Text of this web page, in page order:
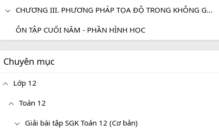
CHƯƠNG III. PHƯƠNG PHÁP TỌA ĐỘ TRONG KHÔNG GIAN
ÔN TẬP CUỐI NĂM - PHẦN HÌNH HỌC
Chuyên mục
Lớp 12
Toán 12
Giải bài tập SGK Toán 12 (Cơ bản)